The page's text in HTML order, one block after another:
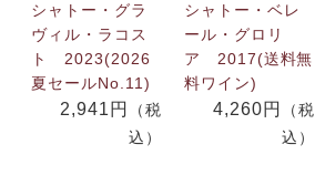
シャトー・グラ
ヴィル・ラコス
ト 2023(2026
夏セールNo.11)
2,941円
（税
込）
シャトー・ベレ
ール・グロリ
ア 2017(送料無
料ワイン)
4,260円
（税
込）